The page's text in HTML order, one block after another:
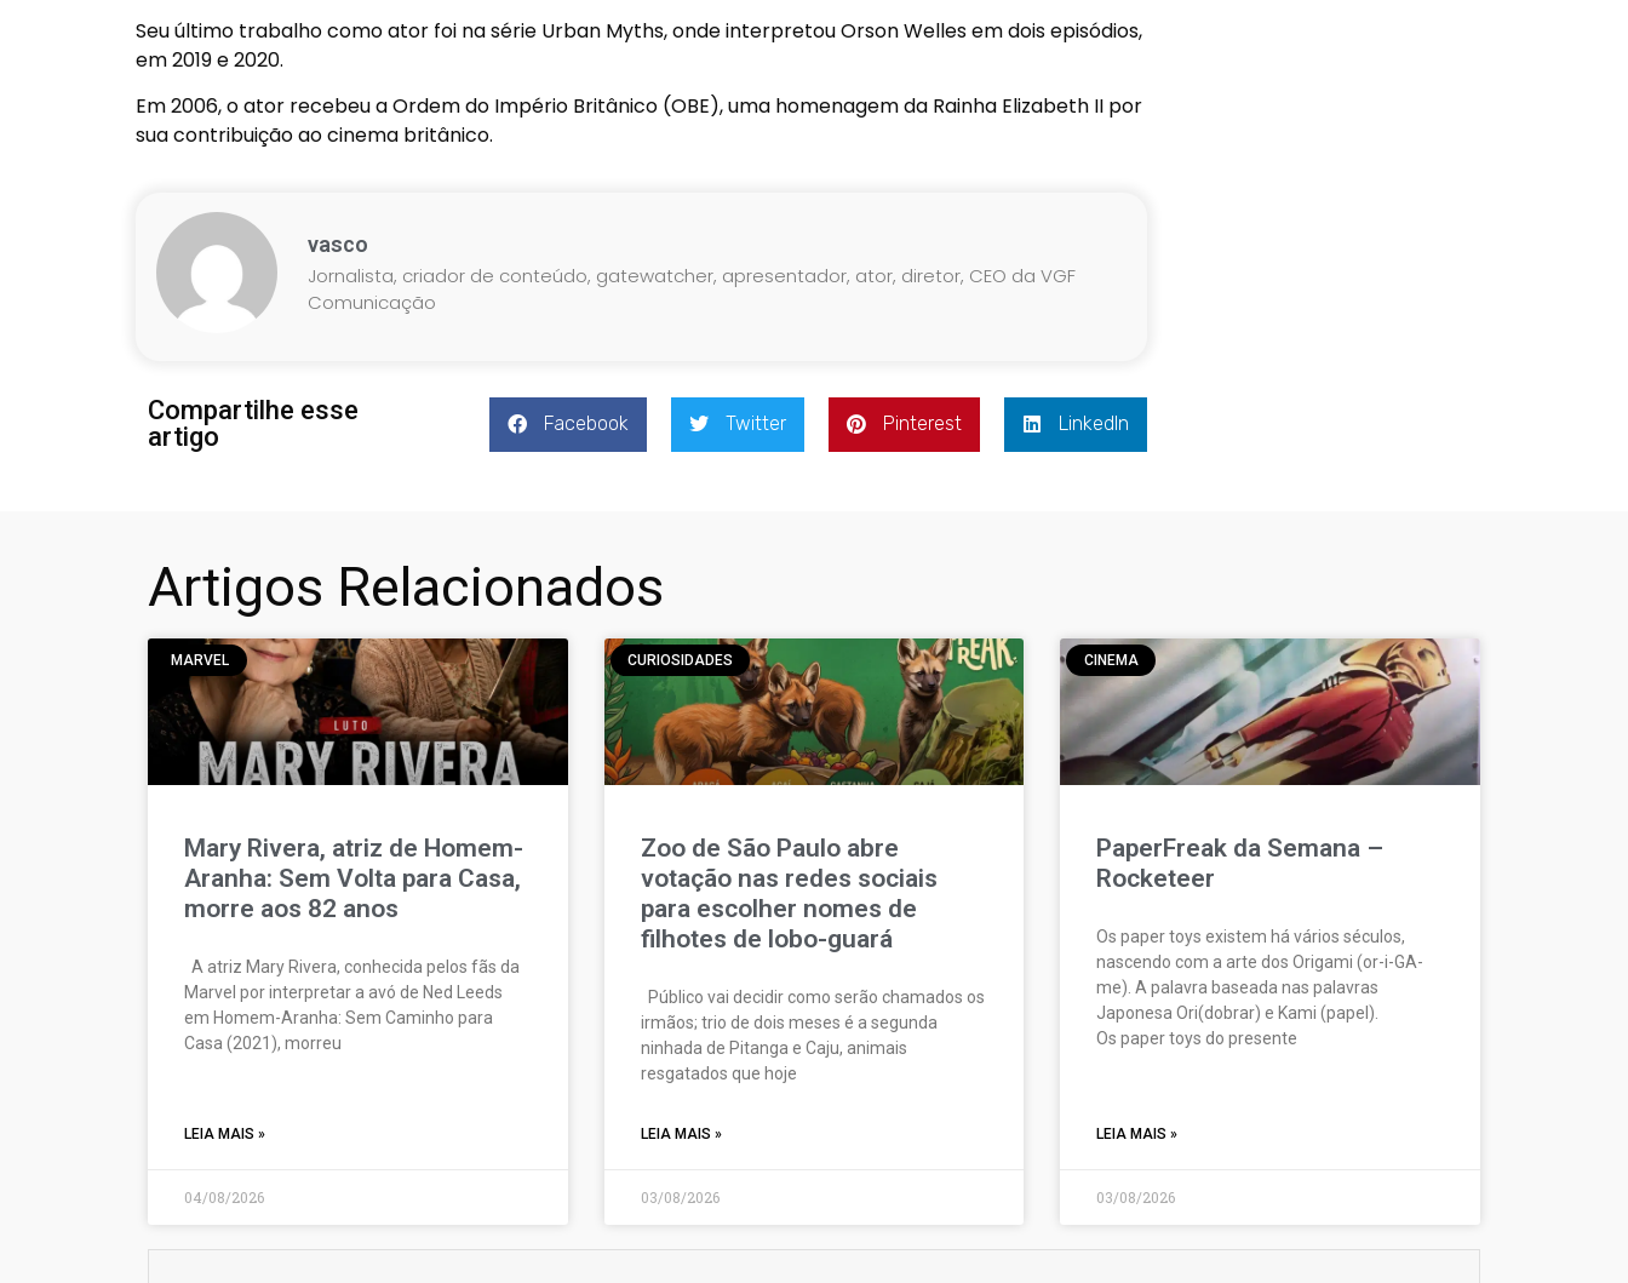
Seu último trabalho como ator foi na série Urban Myths, onde interpretou Orson Welles em dois episódios,
em 2019 e 2020.
Em 2006, o ator recebeu a Ordem do Império Britânico (OBE), uma homenagem da Rainha Elizabeth II por
sua contribuição ao cinema britânico.
vasco
Jornalista, criador de conteúdo, gatewatcher, apresentador, ator, diretor, CEO da VGF
Comunicação
Compartilhe esse
artigo
Facebook Twitter Pinterest LinkedIn
Artigos Relacionados
MARVEL
Mary Rivera, atriz de Homem-
Aranha: Sem Volta para Casa,
morre aos 82 anos
A atriz Mary Rivera, conhecida pelos fãs da
Marvel por interpretar a avó de Ned Leeds
em Homem-Aranha: Sem Caminho para
Casa (2021), morreu
LEIA MAIS »
04/08/2026
CURIOSIDADES
Zoo de São Paulo abre
votação nas redes sociais
para escolher nomes de
filhotes de lobo-guará
Público vai decidir como serão chamados os
irmãos; trio de dois meses é a segunda
ninhada de Pitanga e Caju, animais
resgatados que hoje
LEIA MAIS »
03/08/2026
CINEMA
PaperFreak da Semana –
Rocketeer
Os paper toys existem há vários séculos,
nascendo com a arte dos Origami (or-i-GA-
me). A palavra baseada nas palavras
Japonesa Ori(dobrar) e Kami (papel).
Os paper toys do presente
LEIA MAIS »
03/08/2026